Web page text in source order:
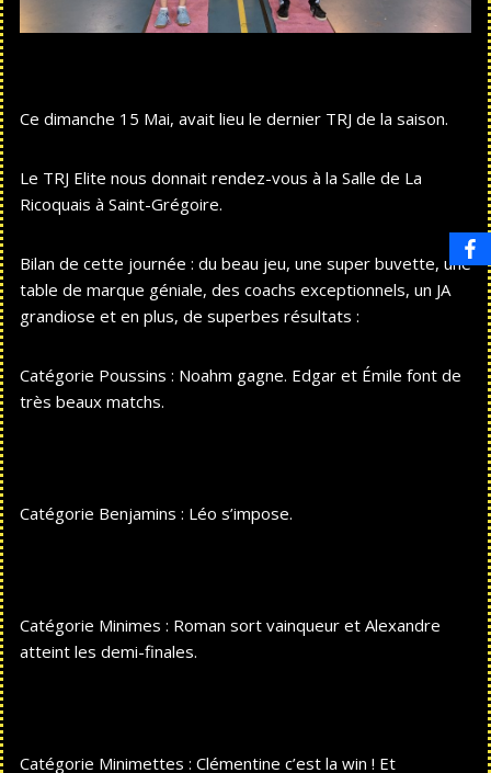
Ce dimanche 15 Mai, avait lieu le dernier TRJ de la saison.
Le TRJ Elite nous donnait rendez-vous à la Salle de La
Ricoquais à Saint-Grégoire.
Bilan de cette journée : du beau jeu, une super buvette, une
table de marque géniale, des coachs exceptionnels, un JA
grandiose et en plus, de superbes résultats :
Catégorie Poussins : Noahm gagne. Edgar et Émile font de
très beaux matchs.
Catégorie Benjamins : Léo s’impose.
Catégorie Minimes : Roman sort vainqueur et Alexandre
atteint les demi-finales.
Catégorie Minimettes : Clémentine c’est la win ! Et